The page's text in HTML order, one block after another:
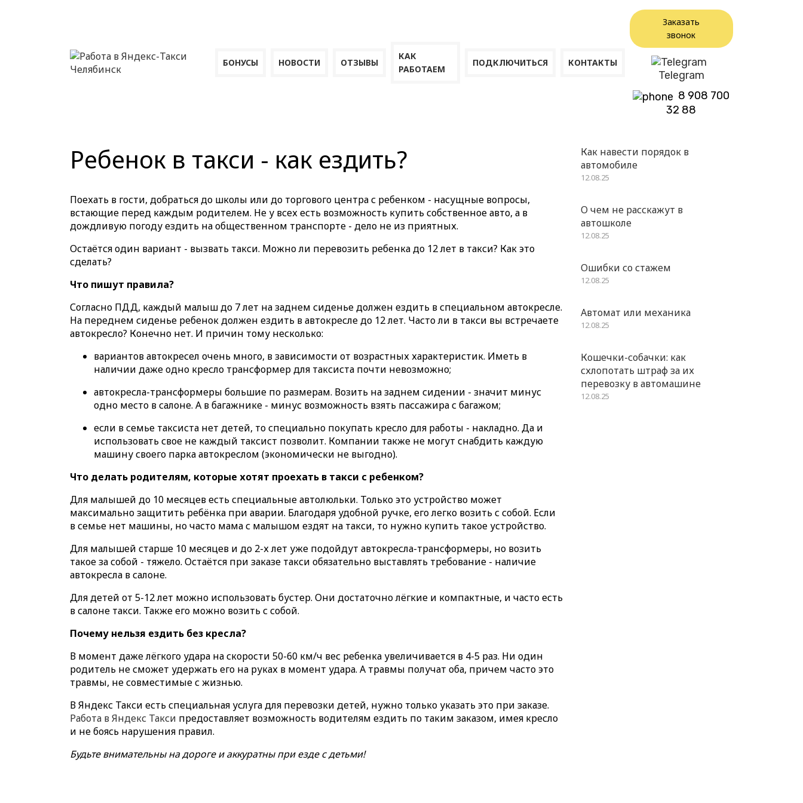
БОНУСЫ НОВОСТИ ОТЗЫВЫ
КАК
РАБОТАЕМ
ПОДКЛЮЧИТЬСЯ КОНТАКТЫ
Заказать
звонок
Telegram
8 908 700
32 88
Ребенок в такси - как ездить?
Поехать в гости, добраться до школы или до торгового центра с ребенком - насущные вопросы,
встающие перед каждым родителем. Не у всех есть возможность купить собственное авто, а в
дождливую погоду ездить на общественном транспорте - дело не из приятных.
Остаётся один вариант - вызвать такси. Можно ли перевозить ребенка до 12 лет в такси? Как это
сделать?
Что пишут правила?
Согласно ПДД, каждый малыш до 7 лет на заднем сиденье должен ездить в специальном автокресле.
На переднем сиденье ребенок должен ездить в автокресле до 12 лет. Часто ли в такси вы встречаете
автокресло? Конечно нет. И причин тому несколько:
вариантов автокресел очень много, в зависимости от возрастных характеристик. Иметь в
наличии даже одно кресло трансформер для таксиста почти невозможно;
автокресла-трансформеры большие по размерам. Возить на заднем сидении - значит минус
одно место в салоне. А в багажнике - минус возможность взять пассажира с багажом;
если в семье таксиста нет детей, то специально покупать кресло для работы - накладно. Да и
использовать свое не каждый таксист позволит. Компании также не могут снабдить каждую
машину своего парка автокреслом (экономически не выгодно).
Что делать родителям, которые хотят проехать в такси с ребенком?
Для малышей до 10 месяцев есть специальные автолюльки. Только это устройство может
максимально защитить ребёнка при аварии. Благодаря удобной ручке, его легко возить с собой. Если
в семье нет машины, но часто мама с малышом ездят на такси, то нужно купить такое устройство.
Для малышей старше 10 месяцев и до 2-х лет уже подойдут автокресла-трансформеры, но возить
такое за собой - тяжело. Остаётся при заказе такси обязательно выставлять требование - наличие
автокресла в салоне.
Для детей от 5-12 лет можно использовать бустер. Они достаточно лёгкие и компактные, и часто есть
в салоне такси. Также его можно возить с собой.
Почему нельзя ездить без кресла?
В момент даже лёгкого удара на скорости 50-60 км/ч вес ребенка увеличивается в 4-5 раз. Ни один
родитель не сможет удержать его на руках в момент удара. А травмы получат оба, причем часто это
травмы, не совместимые с жизнью.
В Яндекс Такси есть специальная услуга для перевозки детей, нужно только указать это при заказе.
Работа в Яндекс Такси предоставляет возможность водителям ездить по таким заказом, имея кресло
и не боясь нарушения правил.
Будьте внимательны на дороге и аккуратны при езде с детьми!
Как навести порядок в
автомобиле
12.08.25
О чем не расскажут в
автошколе
12.08.25
Ошибки со стажем
12.08.25
Автомат или механика
12.08.25
Кошечки-собачки: как
схлопотать штраф за их
перевозку в автомашине
12.08.25